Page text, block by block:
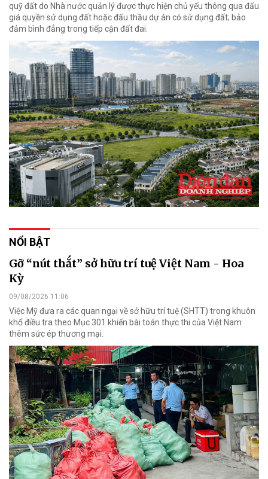
quỹ đất do Nhà nước quản lý được thực hiện chủ yếu thông qua đấu
giá quyền sử dụng đất hoặc đấu thầu dự án có sử dụng đất; bảo
đảm bình đẳng trong tiếp cận đất đai.
NỔI BẬT
Gỡ “nút thắt” sở hữu trí tuệ Việt Nam - Hoa
Kỳ
09/08/2026 11:06
Việc Mỹ đưa ra các quan ngại về sở hữu trí tuệ (SHTT) trong khuôn
khổ điều tra theo Mục 301 khiến bài toán thực thi của Việt Nam
thêm sức ép thương mại.